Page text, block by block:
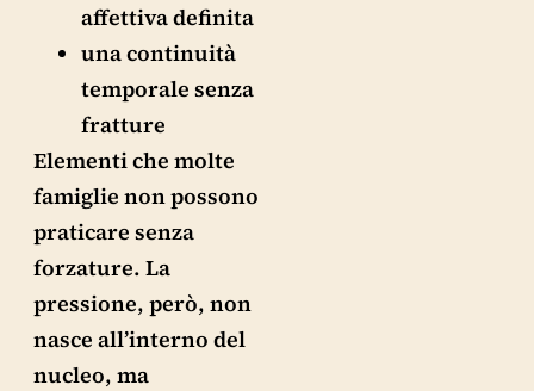
affettiva definita
una continuità
temporale senza
fratture
Elementi che molte
famiglie non possono
praticare senza
forzature. La
pressione, però, non
nasce all’interno del
nucleo, ma